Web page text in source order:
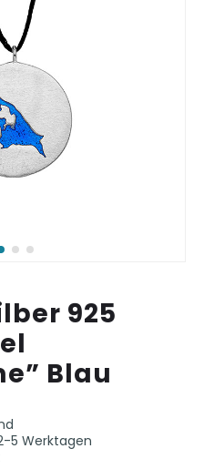
925
Blau
5 Werktagen